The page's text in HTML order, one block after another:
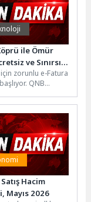
ile Ömür
ve Sınırsız
için zorunlu e-Fatura
QNB
ile Dijital Köprü,
Hacim
Mayıs 2026